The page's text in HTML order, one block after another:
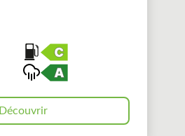
Découvrir